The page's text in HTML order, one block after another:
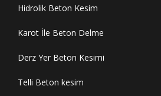
Hidrolik Beton Kesim
Karot İle Beton Delme
Derz Yer Beton Kesimi
Telli Beton kesim